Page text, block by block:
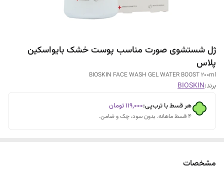
ژل شستشوی صورت مناسب پوست خشک بایواسکین
پلاس
BIOSKIN FACE WASH GEL WATER BOOST 200ml
برند:BIOSKIN
هر قسط با ترب‌پی:۱۱۹٬۰۰۰تومان
۴ قسط ماهانه. بدون سود، چک و ضامن.
مشخصات